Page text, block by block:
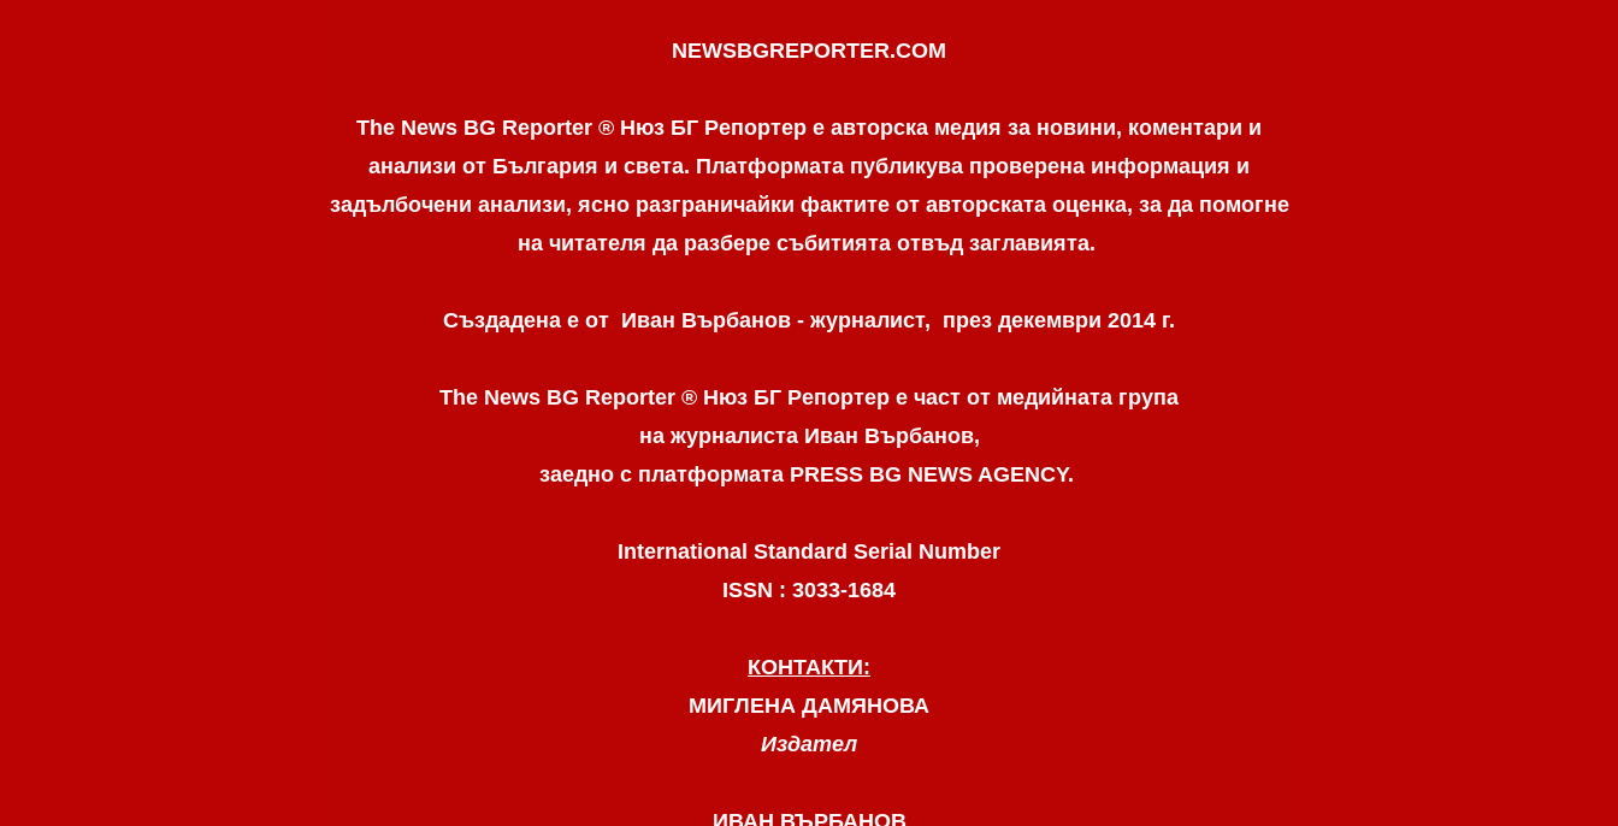
NEWSBGREPORTER.COM
The News BG Reporter ® Нюз БГ Репортер е авторска медия за новини, коментари и
анализи от България и света. Платформата публикува проверена информация и
задълбочени анализи, ясно разграничaйки фактите от авторската оценка, за да помогне
на читателя да разбере събитията отвъд заглавията.
Създадена е от Иван Върбанов - журналист, през декември 2014 г.
The News BG Reporter ® Нюз БГ Репортер е част от медийната група
на журналиста Иван Върбанов,
заедно с платформата PRESS BG NEWS AGENCY.
International Standard Serial Number
ISSN : 3033-1684
КОНТАКТИ:
МИГЛЕНА ДАМЯНОВА
Издател
ИВАН ВЪРБАНОВ